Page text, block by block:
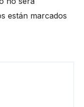
están marcados